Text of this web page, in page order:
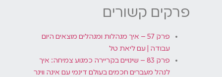
פרקים קשורים
פרק 57 – איך מנהלות ומנהלים מוצאים היום
עבודה | עם ליאת טל
פרק 83 – שינויים בקריירה כמנוע צמיחה: איך
לנהל מעברים חכמים בעולם דינמי עם אינה ווינר